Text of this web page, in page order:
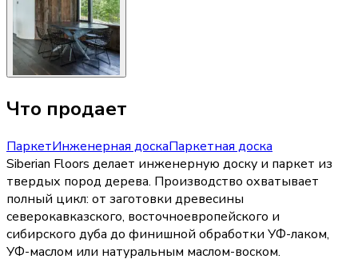
Что продает
ПаркетИнженерная доскаПаркетная доска
Siberian Floors делает инженерную доску и паркет из
твердых пород дерева. Производство охватывает
полный цикл: от заготовки древесины
северокавказского, восточноевропейского и
сибирского дуба до финишной обработки УФ-лаком,
УФ-маслом или натуральным маслом-воском.